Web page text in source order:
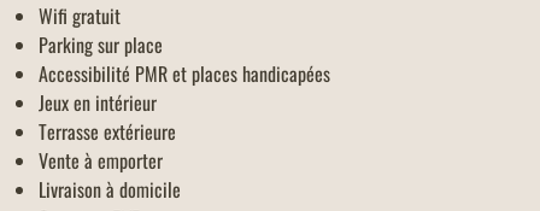
Wifi gratuit
Parking sur place
Accessibilité PMR et places handicapées
Jeux en intérieur
Terrasse extérieure
Vente à emporter
Livraison à domicile